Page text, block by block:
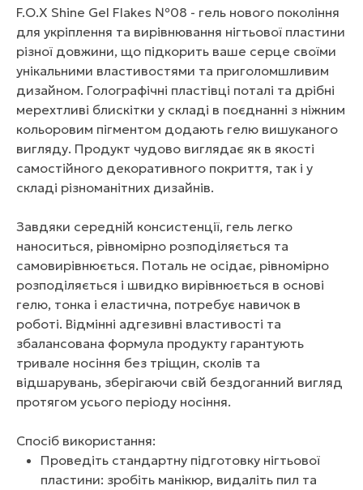
F.O.X Shine Gel Flakes №08 - гель нового покоління
для укріплення та вирівнювання нігтьової пластини
різної довжини, що підкорить ваше серце своїми
унікальними властивостями та приголомшливим
дизайном. Голографічні пластівці поталі та дрібні
мерехтливі блискітки у складі в поєднанні з ніжним
кольоровим пігментом додають гелю вишуканого
вигляду. Продукт чудово виглядає як в якості
самостійного декоративного покриття, так і у
складі різноманітних дизайнів.
Завдяки середній консистенції, гель легко
наноситься, рівномірно розподіляється та
самовирівнюється. Поталь не осідає, рівномірно
розподіляється і швидко вирівнюється в основі
гелю, тонка і еластична, потребує навичок в
роботі. Відмінні адгезивні властивості та
збалансована формула продукту гарантують
тривале носіння без тріщин, сколів та
відшарувань, зберігаючи свій бездоганний вигляд
протягом усього періоду носіння.
Спосіб використання:
Проведіть стандартну підготовку нігтьової
пластини: зробіть манікюр, видаліть пил та